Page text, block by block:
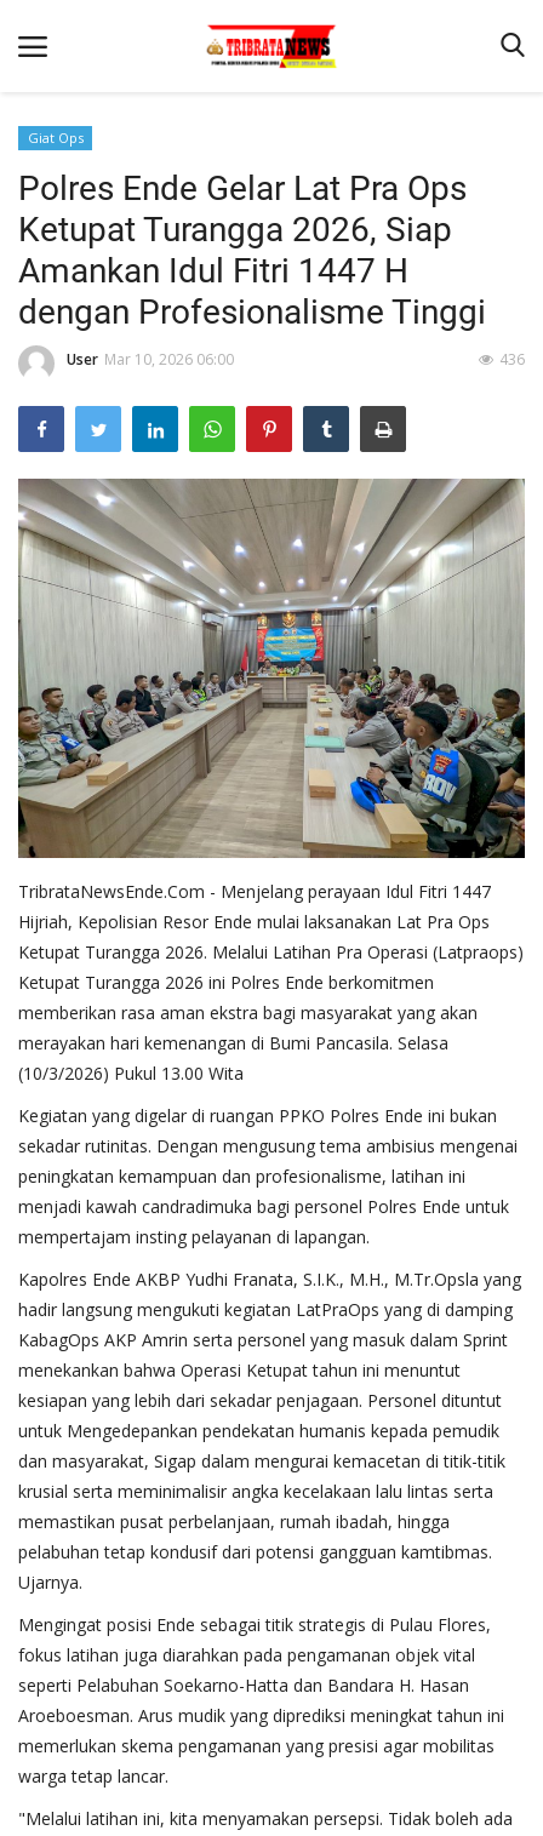
Beranda
Terms & Conditions
Binkam
Lantas
Mitra Polisi
Polisi Kita
Giat Ops
Polres Ende Gelar Lat Pra Ops
Ketupat Turangga 2026, Siap
Amankan Idul Fitri 1447 H
dengan Profesionalisme Tinggi
User Mar 10, 2026 06:00 436
TribrataNewsEnde.Com - Menjelang perayaan Idul Fitri 1447
Hijriah, Kepolisian Resor Ende mulai laksanakan Lat Pra Ops
Ketupat Turangga 2026. Melalui Latihan Pra Operasi (Latpraops)
Ketupat Turangga 2026 ini Polres Ende berkomitmen
memberikan rasa aman ekstra bagi masyarakat yang akan
merayakan hari kemenangan di Bumi Pancasila. Selasa
(10/3/2026) Pukul 13.00 Wita
​Kegiatan yang digelar di ruangan PPKO Polres Ende ini bukan
sekadar rutinitas. Dengan mengusung tema ambisius mengenai
peningkatan kemampuan dan profesionalisme, latihan ini
menjadi kawah candradimuka bagi personel Polres Ende untuk
mempertajam insting pelayanan di lapangan.
​Kapolres Ende AKBP Yudhi Franata, S.I.K., M.H., M.Tr.Opsla yang
hadir langsung mengukuti kegiatan LatPraOps yang di damping
KabagOps AKP Amrin serta personel yang masuk dalam Sprint
menekankan bahwa Operasi Ketupat tahun ini menuntut
kesiapan yang lebih dari sekadar penjagaan. Personel dituntut
untuk Mengedepankan pendekatan humanis kepada pemudik
dan masyarakat, Sigap dalam mengurai kemacetan di titik-titik
krusial serta meminimalisir angka kecelakaan lalu lintas serta
memastikan pusat perbelanjaan, rumah ibadah, hingga
pelabuhan tetap kondusif dari potensi gangguan kamtibmas.
Ujarnya.
​Mengingat posisi Ende sebagai titik strategis di Pulau Flores,
fokus latihan juga diarahkan pada pengamanan objek vital
seperti Pelabuhan Soekarno-Hatta dan Bandara H. Hasan
Aroeboesman. Arus mudik yang diprediksi meningkat tahun ini
memerlukan skema pengamanan yang presisi agar mobilitas
warga tetap lancar.
​"Melalui latihan ini, kita menyamakan persepsi. Tidak boleh ada